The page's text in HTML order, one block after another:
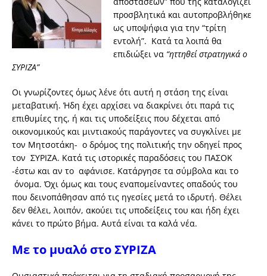
προσβλητικά και αυτοπροβλήθηκε
ως υποψήφια για την “τρίτη
εντολή”. Κατά τα λοιπά θα
επιδιώξει να “ηττηθεί στρατηγικά ο
ΣΥΡΙΖΑ”
Οι γνωρίζοντες όμως λένε ότι αυτή η στάση της είναι
μεταβατική. Ήδη έχει αρχίσει να διακρίνει ότι παρά τις
επιθυμίες της, ή και τις υποδείξεις που δέχεται από
οικονομικούς και μιντιακούς παράγοντες να συγκλίνει με
τον Μητσοτάκη- ο δρόμος της πολιτικής την οδηγεί προς
τον ΣΥΡΙΖΑ. Κατά τις ιστορικές παραδόσεις του ΠΑΣΟΚ
-έστω και αν το αφάνισε. Κατάργησε τα σύμβολα και το
όνομα. Όχι όμως και τους εναπομείναντες οπαδούς του
που δεινοπάθησαν από τις ηγεσίες μετά το ιδρυτή. Θέλει
δεν θέλει, λοιπόν, ακούει τις υποδείξεις του και ήδη έχει
κάνει το πρώτο βήμα. Αυτά είναι τα καλά νέα.
Με το μυαλό στο ΣΥΡΙΖΑ